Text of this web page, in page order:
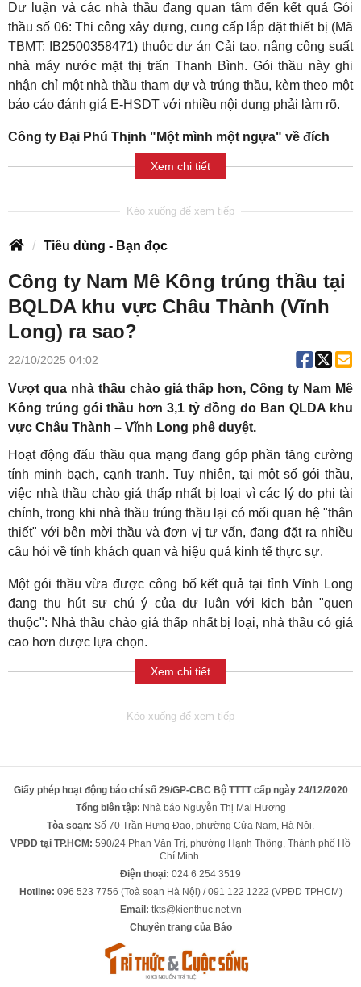
Dư luận và các nhà thầu đang quan tâm đến kết quả Gói
thầu số 06: Thi công xây dựng, cung cấp lắp đặt thiết bị (Mã
TBMT: IB2500358471) thuộc dự án Cải tạo, nâng công suất
nhà máy nước mặt thị trấn Thanh Bình. Gói thầu này ghi
nhận chỉ một nhà thầu tham dự và trúng thầu, kèm theo một
báo cáo đánh giá E-HSDT với nhiều nội dung phải làm rõ.
Công ty Đại Phú Thịnh "Một mình một ngựa" về đích
Xem chi tiết
Tiêu dùng - Bạn đọc
Công ty Nam Mê Kông trúng thầu tại
BQLDA khu vực Châu Thành (Vĩnh
Long) ra sao?
22/10/2025 04:02
Vượt qua nhà thầu chào giá thấp hơn, Công ty Nam Mê
Kông trúng gói thầu hơn 3,1 tỷ đồng do Ban QLDA khu
vực Châu Thành – Vĩnh Long phê duyệt.
Hoạt động đấu thầu qua mạng đang góp phần tăng cường
tính minh bạch, cạnh tranh. Tuy nhiên, tại một số gói thầu,
việc nhà thầu chào giá thấp nhất bị loại vì các lý do phi tài
chính, trong khi nhà thầu trúng thầu lại có mối quan hệ "thân
thiết" với bên mời thầu và đơn vị tư vấn, đang đặt ra nhiều
câu hỏi về tính khách quan và hiệu quả kinh tế thực sự.
Một gói thầu vừa được công bố kết quả tại tỉnh Vĩnh Long
đang thu hút sự chú ý của dư luận với kịch bản "quen
thuộc": Nhà thầu chào giá thấp nhất bị loại, nhà thầu có giá
cao hơn được lựa chọn.
Xem chi tiết
Giấy phép hoạt động báo chí số 29/GP-CBC Bộ TTTT cấp ngày 24/12/2020
Tổng biên tập: Nhà báo Nguyễn Thị Mai Hương
Tòa soạn: Số 70 Trần Hưng Đạo, phường Cửa Nam, Hà Nội.
VPĐD tại TP.HCM: 590/24 Phan Văn Trị, phường Hạnh Thông, Thành phố Hồ
Chí Minh.
Điện thoại: 024 6 254 3519
Hotline: 096 523 7756 (Toà soạn Hà Nội) / 091 122 1222 (VPĐD TPHCM)
Email: tkts@kienthuc.net.vn
Chuyên trang của Báo